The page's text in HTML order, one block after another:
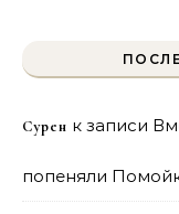
Сурен к записи
попеняли